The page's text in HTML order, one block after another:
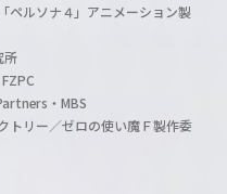
ルソナ４」アニメーション製
所
・MBS
トリー／ゼロの使い魔Ｆ製作委